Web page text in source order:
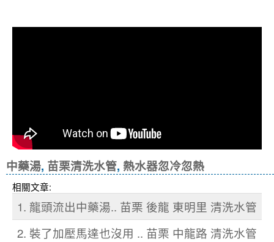
中藥湯, 苗栗清洗水管, 熱水器忽冷忽熱
相關文章:
1. 龍頭流出中藥湯.. 苗栗 後龍 東明里 清洗水管
2. 裝了加壓馬達也沒用 .. 苗栗 中龍路 清洗水管